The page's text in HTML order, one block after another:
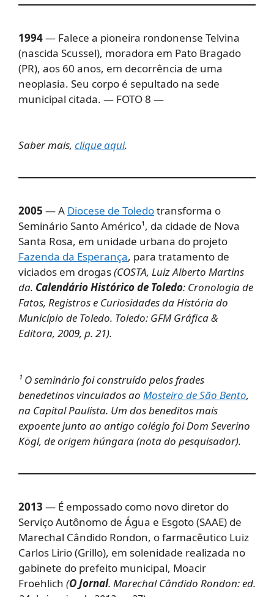
1994— Falece a pioneira rondonense Telvina
(nascida Scussel), moradora em Pato Bragado
(PR), aos 60 anos, em decorrência de uma
neoplasia. Seu corpo é sepultado na sede
municipal citada. — FOTO 8 —
Saber mais, clique aqui.
2005 — A Diocese de Toledotransforma o
Seminário Santo Américo¹, da cidade de Nova
Santa Rosa, em unidade urbana do projeto
Fazenda da Esperança, para tratamento de
viciados em drogas(COSTA, Luiz Alberto Martins
da. Calendário Histórico de Toledo: Cronologia de
Fatos, Registros e Curiosidades da História do
Município de Toledo. Toledo: GFM Gráfica &
Editora, 2009, p. 21).
¹ O seminário foi construído pelos frades
benedetinos vinculados ao Mosteiro de São Bento,
na Capital Paulista. Um dos beneditos mais
expoente junto ao antigo colégio foi Dom Severino
Kögl, de origem húngara (nota do pesquisador).
2013 — É empossado como novo diretor do
Serviço Autônomo de Água e Esgoto (SAAE) de
Marechal Cândido Rondon, o farmacêutico Luiz
Carlos Lirio (Grillo), em solenidade realizada no
gabinete do prefeito municipal, Moacir
Froehlich (O Jornal. Marechal Cândido Rondon: ed.